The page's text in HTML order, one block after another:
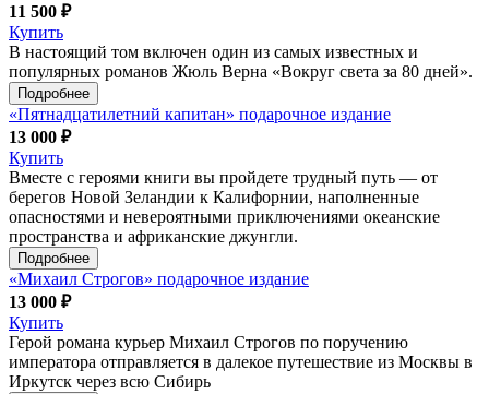
11 500 ₽
Купить
В настоящий том включен один из самых известных и
популярных романов Жюль Верна «Вокруг света за 80 дней».
Подробнее
«Пятнадцатилетний капитан» подарочное издание
13 000 ₽
Купить
Вместе с героями книги вы пройдете трудный путь — от
берегов Новой Зеландии к Калифорнии, наполненные
опасностями и невероятными приключениями океанские
пространства и африканские джунгли.
Подробнее
«Михаил Строгов» подарочное издание
13 000 ₽
Купить
Герой романа курьер Михаил Строгов по поручению
императора отправляется в далекое путешествие из Москвы в
Иркутск через всю Сибирь